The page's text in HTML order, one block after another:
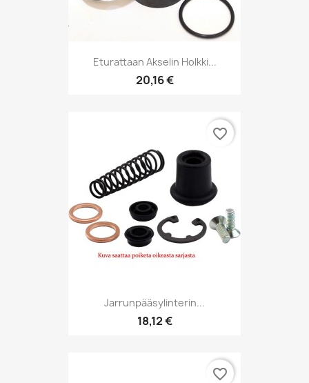
Eturattaan Akselin Holkki...
20,16 €
Jarrunpääsylinterin...
18,12 €
favorite_border
favorite_border